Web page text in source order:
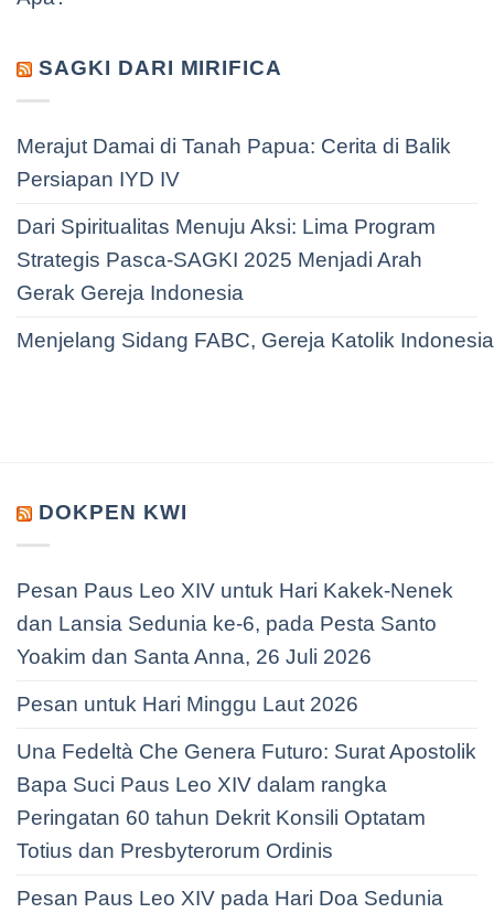
SAGKI DARI MIRIFICA
Merajut Damai di Tanah Papua: Cerita di Balik
Persiapan IYD IV
Dari Spiritualitas Menuju Aksi: Lima Program
Strategis Pasca-SAGKI 2025 Menjadi Arah
Gerak Gereja Indonesia
Menjelang Sidang FABC, Gereja Katolik
DOKPEN KWI
Pesan Paus Leo XIV untuk Hari Kakek-Nenek
dan Lansia Sedunia ke-6, pada Pesta Santo
Yoakim dan Santa Anna, 26 Juli 2026
Pesan untuk Hari Minggu Laut 2026
Una Fedeltà Che Genera Futuro: Surat Apostolik
Bapa Suci Paus Leo XIV dalam rangka
Peringatan 60 tahun Dekrit Konsili Optatam
Totius dan Presbyterorum Ordinis
Pesan Paus Leo XIV pada Hari Doa Sedunia